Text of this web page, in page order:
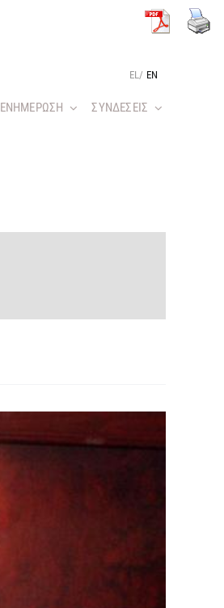
EL / EN
ΕΝΗΜΕΡΩΣΗ ΣΥΝΔΕΣΕΙΣ